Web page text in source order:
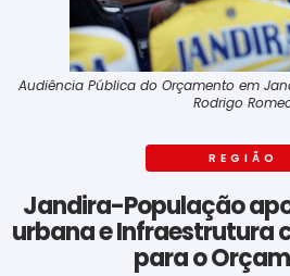
Audiência Pública do Orçamento em
Rodrigo
REGIÃO
Jandira-População
urbana e Infraestrutura
para o